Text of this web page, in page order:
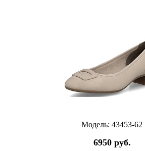
Модель: 43453-62
6950 руб.